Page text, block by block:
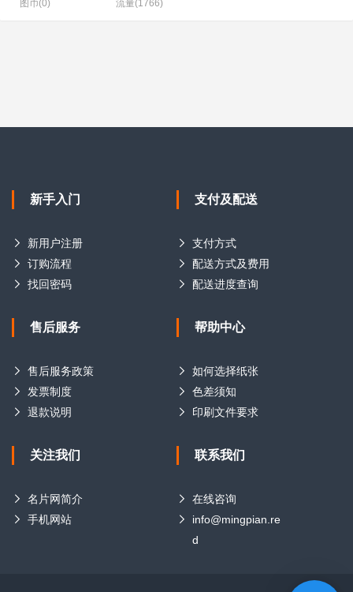
图币(0) 流量(1766)
新手入门
新用户注册
订购流程
找回密码
支付及配送
支付方式
配送方式及费用
配送进度查询
售后服务
售后服务政策
发票制度
退款说明
帮助中心
如何选择纸张
色差须知
印刷文件要求
关注我们
名片网简介
手机网站
联系我们
在线咨询
info@mingpian.re
d